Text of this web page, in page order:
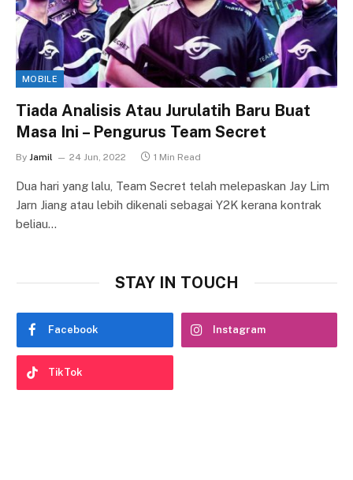
MOBILE
Tiada Analisis Atau Jurulatih Baru Buat
Masa Ini – Pengurus Team Secret
By Jamil 24 Jun, 2022 1 Min Read
Dua hari yang lalu, Team Secret telah melepaskan Jay Lim
Jarn Jiang atau lebih dikenali sebagai Y2K kerana kontrak
beliau…
STAY IN TOUCH
Facebook Instagram
TikTok